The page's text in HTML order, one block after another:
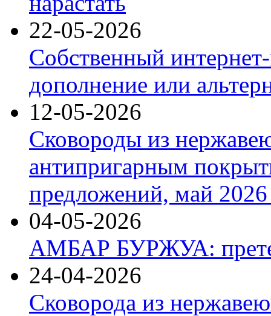
22-05-2026
Собственный
дополнение или
12-05-2026
Сковороды из
антипригарным
предложений, май 2026
04-05-2026
АМБАР БУРЖУА:
24-04-2026
Сковорода из